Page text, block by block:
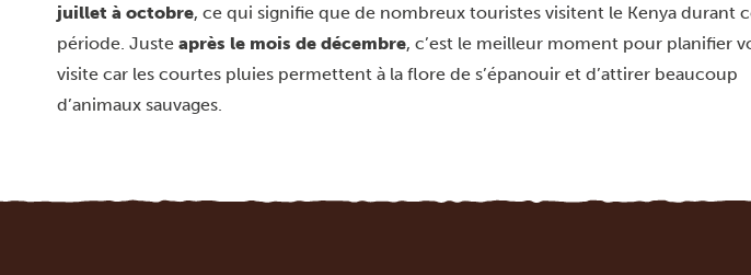
juillet à octobre, ce qui signifie que de nombreux touristes visitent le Kenya durant
période. Juste après le mois de décembre, c’est le meilleur moment pour planifier
visite car les courtes pluies permettent à la flore de s’épanouir et d’attirer beaucoup
d’animaux sauvages.